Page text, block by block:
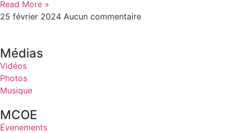
Read More »
25 février 2024 Aucun commentaire
Médias
Vidéos
Photos
Musique
MCOE
Évenements